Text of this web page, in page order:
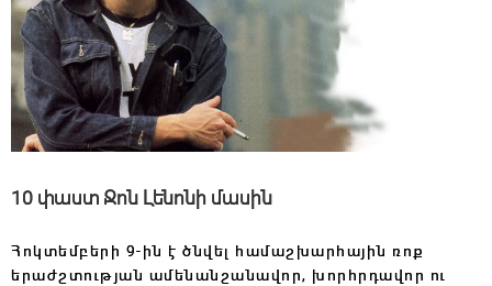
10 փաստ Ջոն Լենոնի մասին
Հոկտեմբերի 9-ին է ծնվել համաշխարհային ռոք
երաժշտության ամենանշանավոր, խորհրդավոր ու